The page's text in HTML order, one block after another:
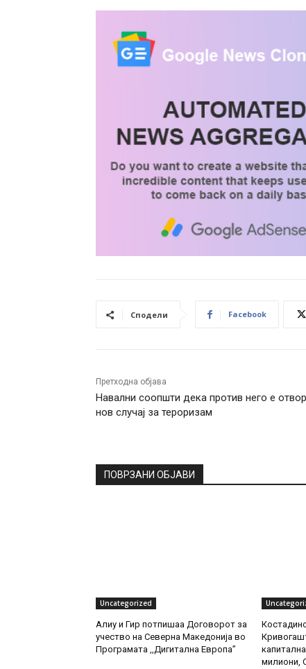
Сподели Facebook
Претходна објава
Навални соопшти дека против него е
нов случај за тероризам
ПОВРЗАНИ ОБЈАВИ
Uncategorized
Алиу и Гир потпишаа Договорот за
учество на Северна Македонија во
Програмата ,,Дигитална Европа”
милиони,